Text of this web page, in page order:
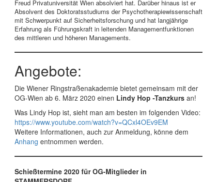
Freud Privatuniversität Wien absolviert hat. Darüber hinaus ist er
Absolvent des Doktoratsstudiums der Psychotherapiewissenschaft
mit Schwerpunkt auf Sicherheitsforschung und hat langjährige
Erfahrung als Führungskraft in leitenden Managementfunktionen
des mittleren und höheren Managements.
Angebote:
Die Wiener Ringstraßenakademie bietet gemeinsam mit der
OG-Wien ab 6. März 2020 einen Lindy Hop -Tanzkurs an!
Was Lindy Hop ist, sieht man am besten im folgenden Video:
https://www.youtube.com/watch?v=QCxl4OEv9EM
Weitere Informationen, auch zur Anmeldung, könne dem
Anhang entnommen werden.
Schießtermine 2020 für OG-Mitglieder in